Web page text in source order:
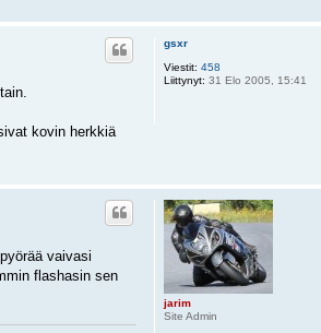
gsxr
Viestit: 458
Liittynyt: 31 Elo 2005, 15:41
kovin herkkiä
jarim
Site Admin
vaivasi
flashasin sen